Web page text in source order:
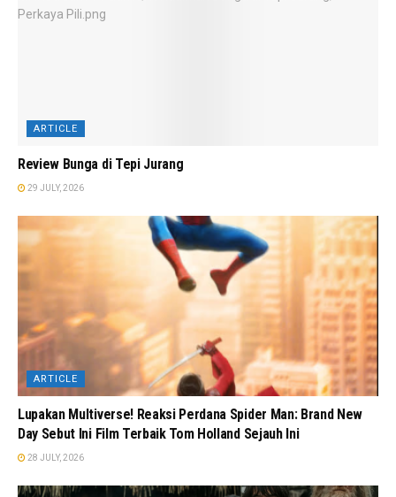
ARTICLE
Review Bunga di Tepi Jurang
29 JULY, 2026
ARTICLE
Lupakan Multiverse! Reaksi Perdana Spider Man: Brand New
Day Sebut Ini Film Terbaik Tom Holland Sejauh Ini
28 JULY, 2026